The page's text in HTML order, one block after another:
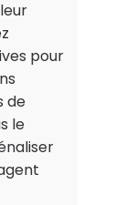
pour
de
le